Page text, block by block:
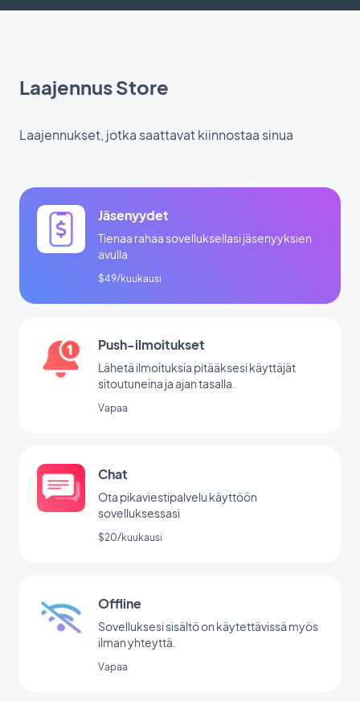
Laajennus Store
Laajennukset, jotka saattavat kiinnostaa sinua
Jäsenyydet
Tienaa rahaa sovelluksellasi jäsenyyksien
avulla
$49/kuukausi
Push-ilmoitukset
Lähetä ilmoituksia pitääksesi käyttäjät
sitoutuneina ja ajan tasalla.
Vapaa
Chat
Ota pikaviestipalvelu käyttöön
sovelluksessasi
$20/kuukausi
Offline
Sovelluksesi sisältö on käytettävissä myös
ilman yhteyttä.
Vapaa